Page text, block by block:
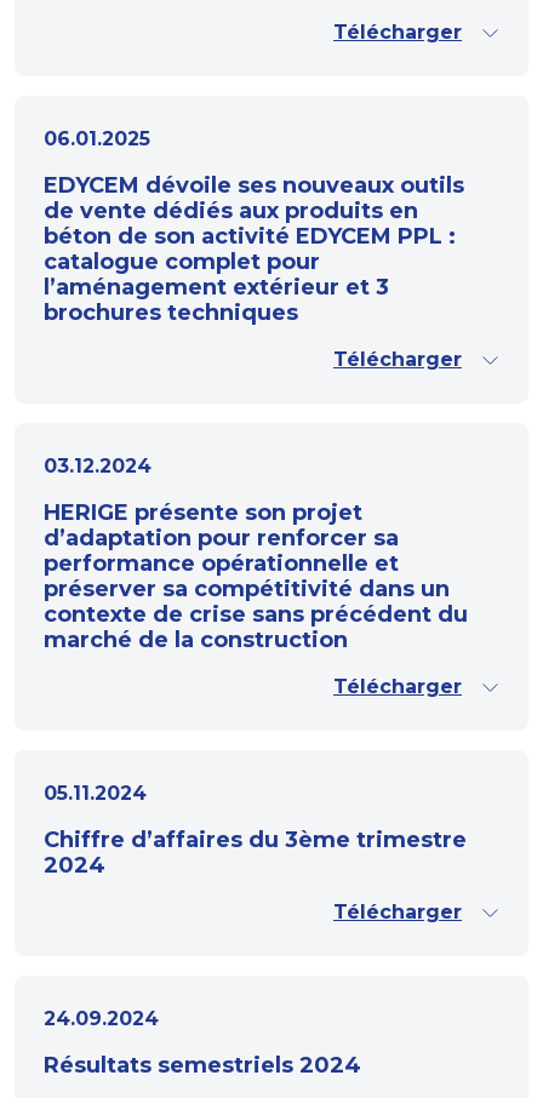
Télécharger
06.01.2025
EDYCEM dévoile ses nouveaux outils
de vente dédiés aux produits en
béton de son activité EDYCEM PPL :
catalogue complet pour
l’aménagement extérieur et 3
brochures techniques
Télécharger
03.12.2024
HERIGE présente son projet
d’adaptation pour renforcer sa
performance opérationnelle et
préserver sa compétitivité dans un
contexte de crise sans précédent du
marché de la construction
Télécharger
05.11.2024
Chiffre d’affaires du 3ème trimestre
2024
Télécharger
24.09.2024
Résultats semestriels 2024